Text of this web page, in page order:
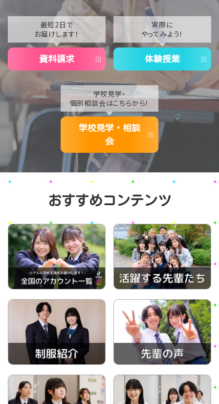
2021
2020
最短2日で
お届けします！
資料請求
実際に
やってみよう！
体験授業
学校見学・
個別相談会はこちらから！
学校見学・相談
会
おすすめコンテンツ